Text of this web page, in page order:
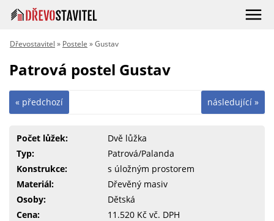
Dřevostavitel » Postele » Gustav
Patrová postel Gustav
následující »
« předchozí
Počet lůžek:
Dvě lůžka
Typ:
Patrová/Palanda
Konstrukce:
s úložným prostorem
Materiál:
Dřevěný masiv
Osoby:
Dětská
Cena:
11.520 Kč vč. DPH